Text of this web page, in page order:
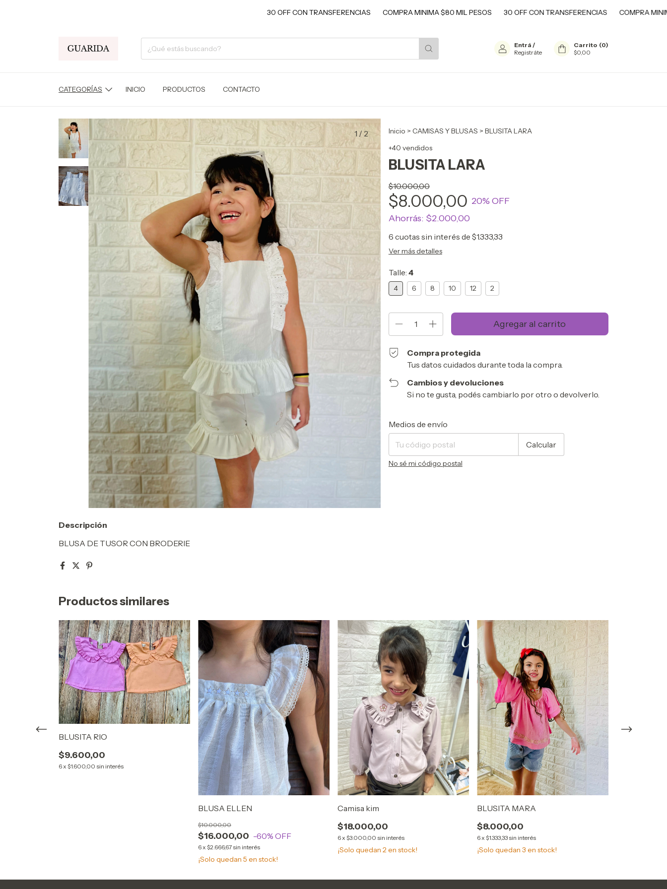
30 OFF CON TRANSFERENCIAS COMPRA MINIMA $80 MIL PESOS 30 OFF CON TRANSFERENCIAS COMPRA MINIMA $80
Entrá /
Registráte
Carrito (0)
$0,00
CATEGORÍAS INICIO PRODUCTOS CONTACTO
1/ 2 Inicio > CAMISAS Y BLUSAS > BLUSITA LARA
+40 vendidos
BLUSITA LARA
$10.000,00
$8.000,00 20% OFF
Ahorrás: $2.000,00
6 cuotas sin interés de $1.333,33
Ver más detalles
Talle: 4
4 6 8 10 12 2
Compra protegida
Tus datos cuidados durante toda la compra.
Cambios y devoluciones
Si no te gusta, podés cambiarlo por otro o devolverlo.
Entregas para el CP:
Medios de envío
Calcular
No sé mi código postal
Descripción
BLUSA DE TUSOR CON BRODERIE
Productos similares
BLUSITA RIO
$9.600,00
6 x $1.600,00 sin interés
BLUSA ELLEN
$16.000,00
$10.000,00
-60% OFF
6x $2.666,67 sin interés
¡Solo quedan 5 en stock!
Camisa kim
$18.000,00
6x $3.000,00 sin interés
¡Solo quedan 2en stock!
BLUSITA MARA
$8.000,00
6x $1.333,33 sin interés
¡Solo quedan 3 en stock!
BUZO MAGUI